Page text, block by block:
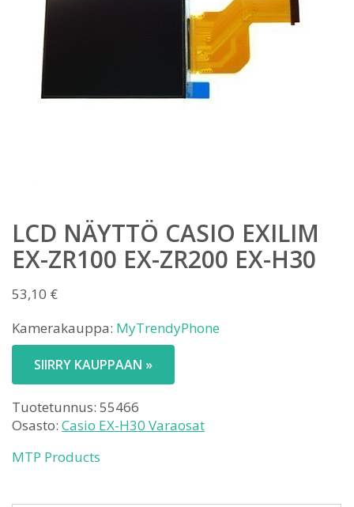
LCD NÄYTTÖ CASIO EXILIM
EX-ZR100 EX-ZR200 EX-H30
53,10 €
Kamerakauppa: MyTrendyPhone
SIIRRY KAUPPAAN »
Tuotetunnus: 55466
Osasto: Casio EX-H30 Varaosat
MTP Products